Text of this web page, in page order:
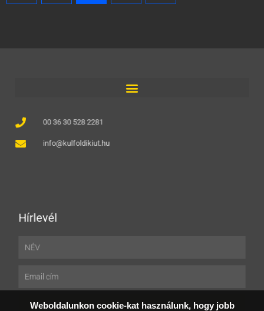
Weboldalunkon cookie-kat használunk, hogy jobb
00 36 30 528 2281
info@kulfoldikiut.hu
Hírlevél
FELIRATKOZÁS